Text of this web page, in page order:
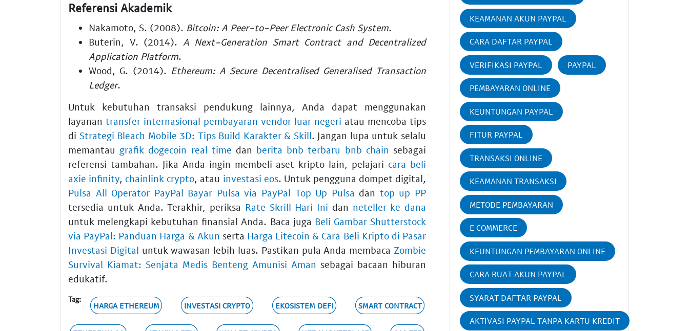
Referensi Akademik
Nakamoto, S. (2008). Bitcoin: A Peer-to-Peer Electronic Cash System.
Buterin, V. (2014). A Next-Generation Smart Contract and Decentralized
Application Platform.
Wood, G. (2014). Ethereum: A Secure Decentralised Generalised Transaction
Ledger.
Untuk kebutuhan transaksi pendukung lainnya, Anda dapat menggunakan
layanan transfer internasional pembayaran vendor luar negeri atau mencoba tips
di Strategi Bleach Mobile 3D: Tips Build Karakter & Skill. Jangan lupa untuk selalu
memantau grafik dogecoin real time dan berita bnb terbaru bnb chain sebagai
referensi tambahan. Jika Anda ingin membeli aset kripto lain, pelajari cara beli
axie infinity, chainlink crypto, atau investasi eos. Untuk pengguna dompet digital,
Pulsa All Operator PayPal Bayar Pulsa via PayPal Top Up Pulsa dan top up PP
tersedia untuk Anda. Terakhir, periksa Rate Skrill Hari Ini dan neteller ke dana
untuk melengkapi kebutuhan finansial Anda. Baca juga Beli Gambar Shutterstock
via PayPal: Panduan Harga & Akun serta Harga Litecoin & Cara Beli Kripto di Pasar
Investasi Digital untuk wawasan lebih luas. Pastikan pula Anda membaca Zombie
Survival Kiamat: Senjata Medis Benteng Amunisi Aman sebagai bacaan hiburan
edukatif.
Tag:
HARGA ETHEREUM INVESTASI CRYPTO EKOSISTEM DEFI SMART CONTRACT
KEAMANAN AKUN PAYPAL
CARA DAFTAR PAYPAL
VERIFIKASI PAYPAL PAYPAL
PEMBAYARAN ONLINE
KEUNTUNGAN PAYPAL
FITUR PAYPAL
TRANSAKSI ONLINE
KEAMANAN TRANSAKSI
METODE PEMBAYARAN
E COMMERCE
KEUNTUNGAN PEMBAYARAN ONLINE
CARA BUAT AKUN PAYPAL
SYARAT DAFTAR PAYPAL
AKTIVASI PAYPAL TANPA KARTU KREDIT